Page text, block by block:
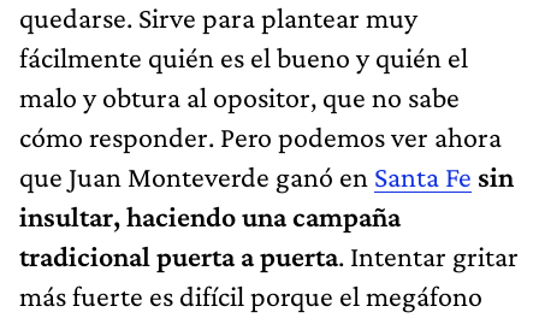
quedarse. Sirve para plantear muy
fácilmente quién es el bueno y quién el
malo y obtura al opositor, que no sabe
cómo responder. Pero podemos ver ahora
que Juan Monteverde ganó en Santa Fe sin
insultar, haciendo una campaña
tradicional puerta a puerta. Intentar gritar
más fuerte es difícil porque el megáfono